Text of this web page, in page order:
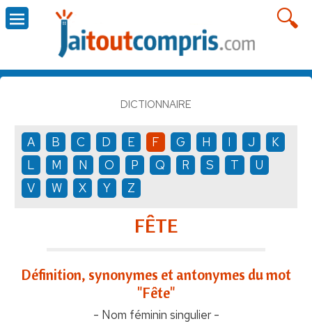
DICTIONNAIRE
A B C D E F G H I J
K
L
M N O P Q R S T
U
V
W X Y Z
FÊTE
Définition, synonymes et antonymes du mot
"Fête"
- Nom féminin singulier -